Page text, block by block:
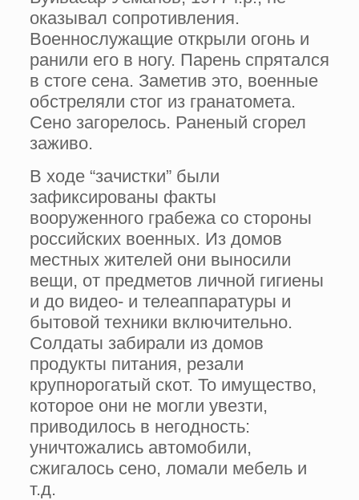
оказывал сопротивления.
Военнослужащие открыли огонь и
ранили его в ногу. Парень спрятался
в стоге сена. Заметив это, военные
обстреляли стог из гранатомета.
Сено загорелось. Раненый сгорел
заживо.
В ходе “зачистки” были
зафиксированы факты
вооруженного грабежа со стороны
российских военных. Из домов
местных жителей они выносили
вещи, от предметов личной гигиены
и до видео- и телеаппаратуры и
бытовой техники включительно.
Солдаты забирали из домов
продукты питания, резали
крупнорогатый скот. То имущество,
которое они не могли увезти,
приводилось в негодность:
уничтожались автомобили,
сжигалось сено, ломали мебель и
т.д.